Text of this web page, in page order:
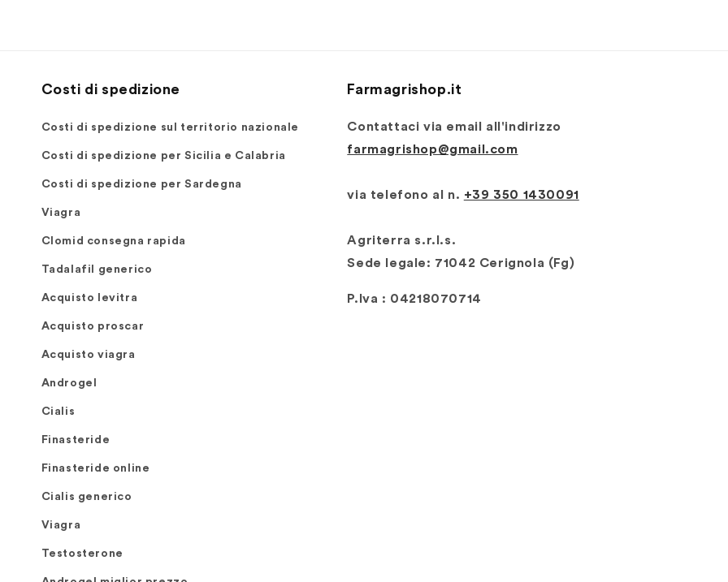
Costi di spedizione
Costi di spedizione sul territorio nazionale
Costi di spedizione per Sicilia e Calabria
Costi di spedizione per Sardegna
Viagra
Clomid consegna rapida
Tadalafil generico
Acquisto levitra
Acquisto proscar
Acquisto viagra
Androgel
Cialis
Finasteride
Finasteride online
Cialis generico
Viagra
Testosterone
Farmagrishop.it
Contattaci via email all'indirizzo
farmagrishop@gmail.com
via telefono al n. ‭‭ +39 350 1430091
Agriterra s.r.l.s.
Sede legale: 71042 Cerignola (Fg)
P.Iva : 04218070714